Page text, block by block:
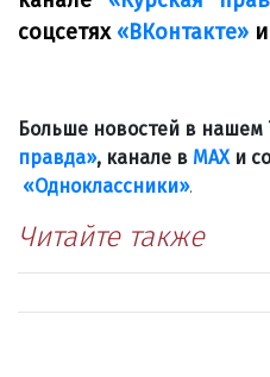
соцсетях «ВКонтакте» и
Больше новостей в нашем
правда», канале в МАХ и
«Одноклассники».
Читайте также